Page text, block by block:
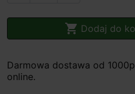
 Dodaj do
Darmowa dostawa od
online.